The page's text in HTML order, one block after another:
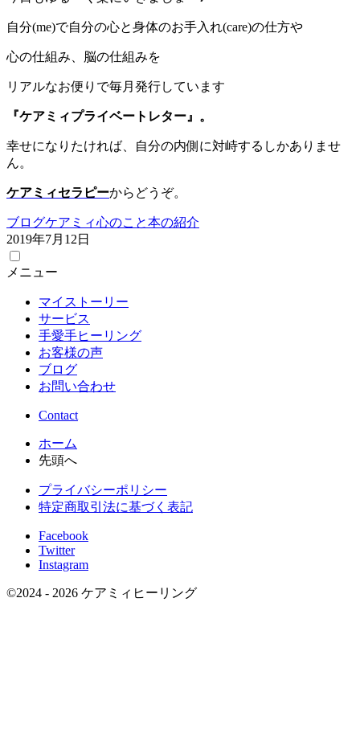
自分(me)で自分の心と身体のお手入れ(care)の仕方や
心の仕組み、脳の仕組みを
リアルなお便りで毎月発行しています
『ケアミィプライベートレター』。
幸せになりたければ、自分の内側に対峙するしかありませ
ん。
ケアミィセラピーからどうぞ。
ブログケアミィ心のこと本の紹介
2019年7月12日
メニュー
マイストーリー
サービス
手愛手ヒーリング
お客様の声
ブログ
お問い合わせ
Contact
ホーム
先頭へ
プライバシーポリシー
特定商取引法に基づく表記
Facebook
Twitter
Instagram
©2024 - 2026 ケアミィヒーリング